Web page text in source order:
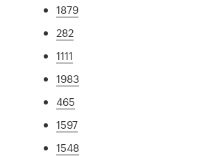
1879
282
1111
1983
465
1597
1548